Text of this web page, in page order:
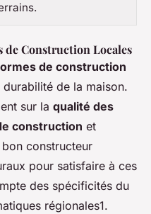
de Construction Locales
de construction
de la maison.
sur la qualité des
construction et
bon constructeur
pour satisfaire à ces
des spécificités du
régionales1.